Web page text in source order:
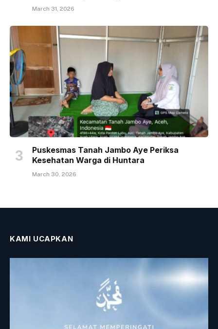
March 31, 2026
Puskesmas Tanah Jambo Aye Periksa
Kesehatan Warga di Huntara
March 30, 2026
KAMI UCAPKAN